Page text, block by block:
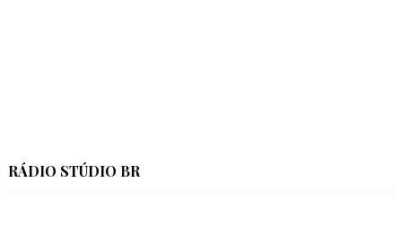
RÁDIO STÚDIO BR